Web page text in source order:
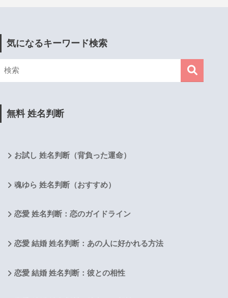
気になるキーワード検索
無料 姓名判断
お試し 姓名判断（背負った運命）
魂ゆら 姓名判断（おすすめ）
恋愛 姓名判断：恋のガイドライン
恋愛 結婚 姓名判断：あの人に好かれる方法
恋愛 結婚 姓名判断：彼との相性